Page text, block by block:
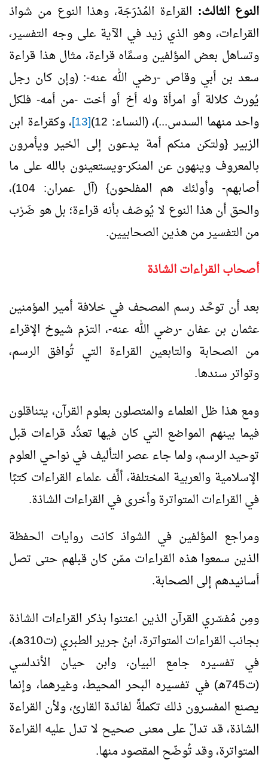
النوع الثالث: القراءة المُدْرَجَة، وهذا النوع من شواذ
القراءات، وهو الذي زيد في الآية على وجه التفسير،
وتساهل بعض المؤلفين وسمَّاه قراءة، مثال هذا قراءة
سعد بن أبي وقاص -رضي الله عنه-: (وإن كان رجل
يُورث كلالة أو امرأة وله أخ أو أخت -من أمه- فلكل
واحد منهما السدس...)، (النساء: 12)
[13]
، وكقراءة ابن
الزبير {ولتكن منكم أمة يدعون إلى الخير ويأمرون
بالمعروف وينهون عن المنكر-ويستعينون بالله على ما
أصابهم- وأولئك هم المفلحون} (آل عمران: 104)،
والحق أن هذا النوع لا يُوصَف بأنه قراءة؛ بل هو ضَرْب
من التفسير من هذين الصحابيين.
أصحاب القراءات الشاذة
بعد أن توحَّد رسم المصحف في خلافة أمير المؤمنين
عثمان بن عفان -رضي الله عنه-، التزم شيوخ الإقراء
من الصحابة والتابعين القراءة التي تُوافق الرسم،
وتواتر سندها.
ومع هذا ظل العلماء والمتصلون بعلوم القرآن، يتناقلون
فيما بينهم المواضع التي كان فيها تعدُّد قراءات قبل
توحيد الرسم، ولما جاء عصر التأليف في نواحي العلوم
الإسلامية والعربية المختلفة، ألَّف علماء القراءات كتبًا
في القراءات المتواترة وأخرى في القراءات الشاذة.
ومراجع المؤلفين في الشواذ كانت روايات الحفظة
الذين سمعوا هذه القراءات ممّن كان قبلهم حتى تصل
أسانيدهم إلى الصحابة.
ومِن مُفسّري القرآن الذين اعتنوا بذكر القراءات الشاذة
بجانب القراءات المتواترة، ابنُ جرير الطبري (ت310هـ)،
في تفسيره جامع البيان، وابن حيان الأندلسي
(ت745هـ) في تفسيره البحر المحيط، وغيرهما، وإنما
يصنع المفسرون ذلك تكملةً لفائدة القارئ، ولأن القراءة
الشاذة، قد تدلّ على معنى صحيح لا تدل عليه القراءة
المتواترة، وقد تُوضّح المقصود منها.